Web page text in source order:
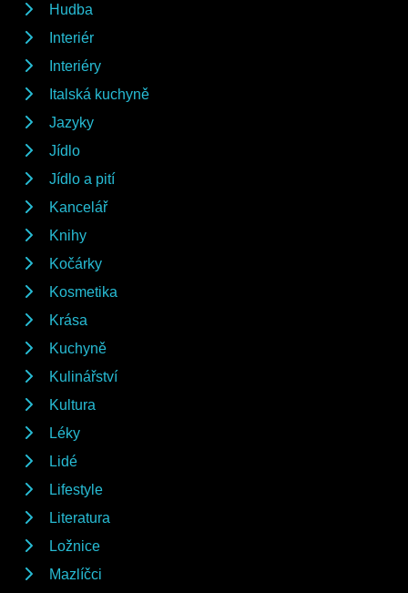
Hudba
Interiér
Interiéry
Italská kuchyně
Jazyky
Jídlo
Jídlo a pití
Kancelář
Knihy
Kočárky
Kosmetika
Krása
Kuchyně
Kulinářství
Kultura
Léky
Lidé
Lifestyle
Literatura
Ložnice
Mazlíčci